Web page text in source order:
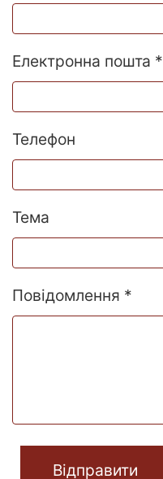
Електронна пошта *
Телефон
Тема
Повідомлення *
Відправити